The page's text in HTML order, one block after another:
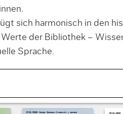
sich harmonisch in den
der Bibliothek –
Sprache.